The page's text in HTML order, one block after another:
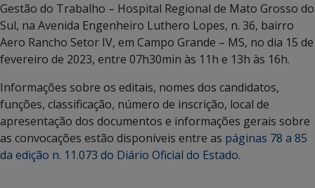
Gestão do Trabalho – Hospital Regional de Mato Grosso do
Sul, na Avenida Engenheiro Luthero Lopes, n. 36, bairro
Aero Rancho Setor IV, em Campo Grande – MS, no dia 15 de
fevereiro de 2023, entre 07h30min às 11h e 13h às 16h.
Informações sobre os editais, nomes dos candidatos,
funções, classificação, número de inscrição, local de
apresentação dos documentos e informações gerais sobre
as convocações estão disponíveis entre as páginas 78 a 85
da edição n. 11.073 do Diário Oficial do Estado.